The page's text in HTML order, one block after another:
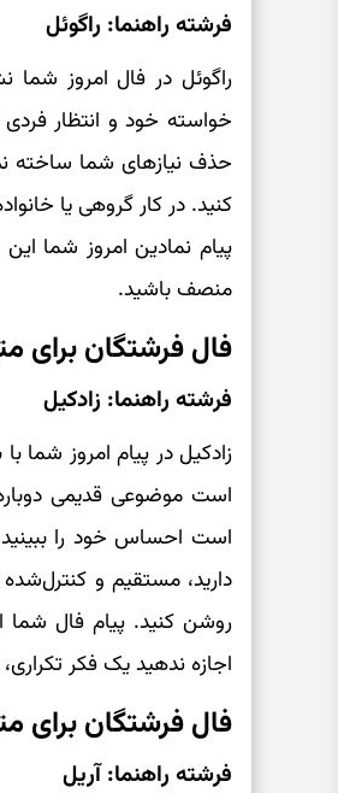
فرشته راهنما: راگوئل
راگوئل در فال امروز
خواسته خود و انتظار فردی
حذف نیازهای شما ساخته
کنید. در کار گروهی یا
پیام نمادین امروز شما
منصف باشید.
فال فرشتگان برای
فرشته راهنما: زادکیل
زادکیل در پیام امروز
است موضوعی قدیمی
است احساس خود را
دارید، مستقیم و
روشن کنید. پیام فال
اجازه ندهید یک فکر
فال فرشتگان برای
فرشته راهنما: آریل